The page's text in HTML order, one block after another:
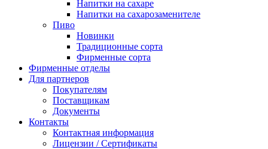
Напитки на сахаре
Напитки на сахарозаменителе
Пиво
Новинки
Традиционные сорта
Фирменные сорта
Фирменные отделы
Для партнеров
Покупателям
Поставщикам
Документы
Контакты
Контактная информация
Лицензии / Сертификаты